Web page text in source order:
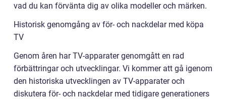
vad du kan förvänta dig av olika modeller och märken.
Historisk genomgång av för- och nackdelar med köpa
TV
Genom åren har TV-apparater genomgått en rad
förbättringar och utvecklingar. Vi kommer att gå igenom
den historiska utvecklingen av TV-apparater och
diskutera för- och nackdelar med tidigare generationers